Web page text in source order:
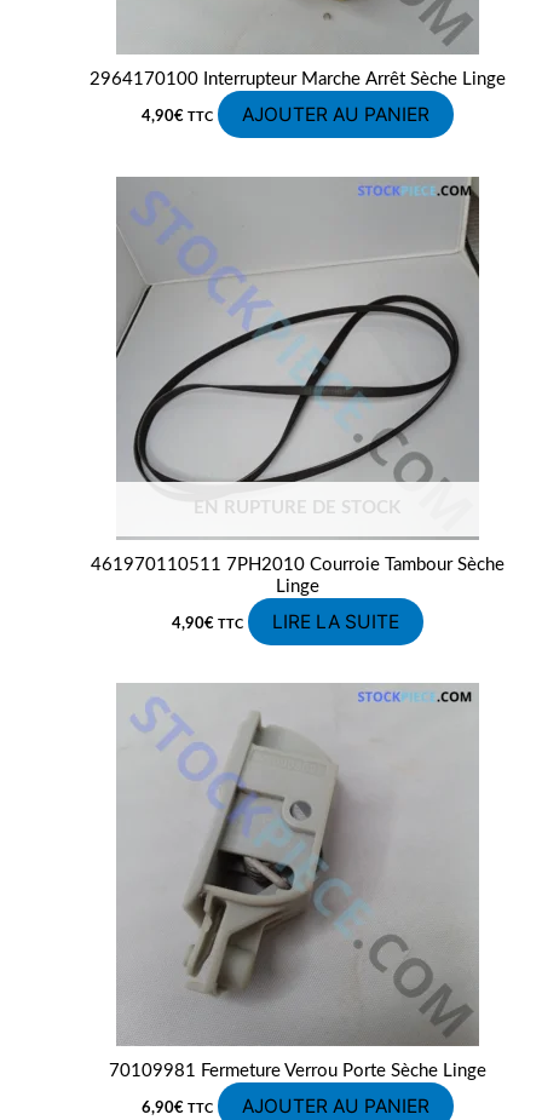
2964170100 Interrupteur Marche Arrêt Sèche Linge
4,90€ TTC AJOUTER AU PANIER
EN RUPTURE DE STOCK
461970110511 7PH2010 Courroie Tambour Sèche
Linge
4,90€ TTC LIRE LA SUITE
70109981 Fermeture Verrou Porte Sèche Linge
6,90€ TTC AJOUTER AU PANIER